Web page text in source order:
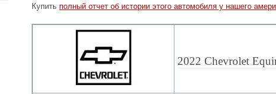
Купить полный отчет об истории этого автомобиля у нашего
2022 Chevrolet